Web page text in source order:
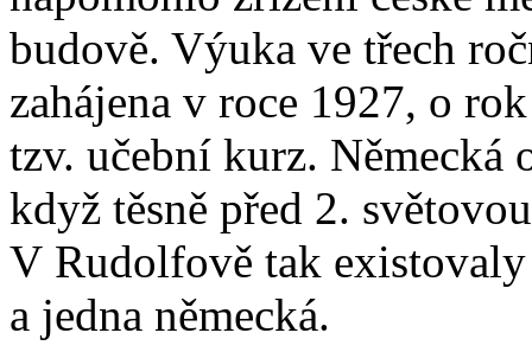
budově. Výuka ve třech
zahájena v roce 1927, o
tzv. učební kurz. Německá
když těsně před 2.
V Rudolfově tak
a jedna německá.